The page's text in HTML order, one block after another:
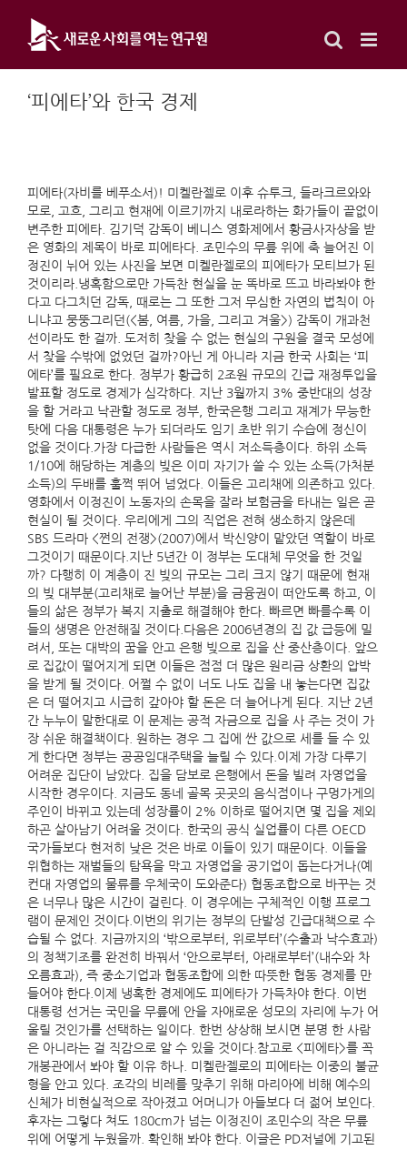
content
‘피에타’와 한국 경제
피에타(자비를 베푸소서)! 미켈란젤로 이후 슈투크, 들라크르와와
모로, 고흐, 그리고 현재에 이르기까지 내로라하는 화가들이 끝없이
변주한 피에타. 김기덕 감독이 베니스 영화제에서 황금사자상을 받
은 영화의 제목이 바로 피에타다. 조민수의 무릎 위에 축 늘어진 이
정진이 뉘어 있는 사진을 보면 미켈란젤로의 피에타가 모티브가 된
것이리라.냉혹함으로만 가득찬 현실을 눈 똑바로 뜨고 바라봐야 한
다고 다그치던 감독, 때로는 그 또한 그저 무심한 자연의 법칙이 아
니냐고 뭉뚱그리던(<봄, 여름, 가을, 그리고 겨울>) 감독이 개과천
선이라도 한 걸까. 도저히 찾을 수 없는 현실의 구원을 결국 모성에
서 찾을 수밖에 없었던 걸까?아닌 게 아니라 지금 한국 사회는 ‘피
에타’를 필요로 한다. 정부가 황급히 2조원 규모의 긴급 재정투입을
발표할 정도로 경제가 심각하다. 지난 3월까지 3% 중반대의 성장
을 할 거라고 낙관할 정도로 정부, 한국은행 그리고 재계가 무능한
탓에 다음 대통령은 누가 되더라도 임기 초반 위기 수습에 정신이
없을 것이다.가장 다급한 사람들은 역시 저소득층이다. 하위 소득
1/10에 해당하는 계층의 빚은 이미 자기가 쓸 수 있는 소득(가처분
소득)의 두배를 훌쩍 뛰어 넘었다. 이들은 고리채에 의존하고 있다.
영화에서 이정진이 노동자의 손목을 잘라 보험금을 타내는 일은 곧
현실이 될 것이다. 우리에게 그의 직업은 전혀 생소하지 않은데
SBS 드라마 <쩐의 전쟁>(2007)에서 박신양이 맡았던 역할이 바로
그것이기 때문이다.지난 5년간 이 정부는 도대체 무엇을 한 것일
까? 다행히 이 계층이 진 빚의 규모는 그리 크지 않기 때문에 현재
의 빚 대부분(고리채로 늘어난 부분)을 금융권이 떠안도록 하고, 이
들의 삶은 정부가 복지 지출로 해결해야 한다. 빠르면 빠를수록 이
들의 생명은 안전해질 것이다.다음은 2006년경의 집 값 급등에 밀
려서, 또는 대박의 꿈을 안고 은행 빚으로 집을 산 중산층이다. 앞으
로 집값이 떨어지게 되면 이들은 점점 더 많은 원리금 상환의 압박
을 받게 될 것이다. 어쩔 수 없이 너도 나도 집을 내 놓는다면 집값
은 더 떨어지고 시급히 갚아야 할 돈은 더 늘어나게 된다. 지난 2년
간 누누이 말한대로 이 문제는 공적 자금으로 집을 사 주는 것이 가
장 쉬운 해결책이다. 원하는 경우 그 집에 싼 값으로 세를 들 수 있
게 한다면 정부는 공공임대주택을 늘릴 수 있다.이제 가장 다루기
어려운 집단이 남았다. 집을 담보로 은행에서 돈을 빌려 자영업을
시작한 경우이다. 지금도 동네 골목 곳곳의 음식점이나 구멍가게의
주인이 바뀌고 있는데 성장률이 2% 이하로 떨어지면 몇 집을 제외
하곤 살아남기 어려울 것이다. 한국의 공식 실업률이 다른 OECD
국가들보다 현저히 낮은 것은 바로 이들이 있기 때문이다. 이들을
위협하는 재벌들의 탐욕을 막고 자영업을 공기업이 돕는다거나(예
컨대 자영업의 물류를 우체국이 도와준다) 협동조합으로 바꾸는 것
은 너무나 많은 시간이 걸린다. 이 경우에는 구체적인 이행 프로그
램이 문제인 것이다.이번의 위기는 정부의 단발성 긴급대책으로 수
습될 수 없다. 지금까지의 ‘밖으로부터, 위로부터’(수출과 낙수효과)
의 정책기조를 완전히 바꿔서 ‘안으로부터, 아래로부터’(내수와 차
오름효과), 즉 중소기업과 협동조합에 의한 따뜻한 협동 경제를 만
들어야 한다.이제 냉혹한 경제에도 피에타가 가득차야 한다. 이번
대통령 선거는 국민을 무릎에 안을 자애로운 성모의 자리에 누가 어
울릴 것인가를 선택하는 일이다. 한번 상상해 보시면 분명 한 사람
은 아니라는 걸 직감으로 알 수 있을 것이다.참고로 <피에타>를 꼭
개봉관에서 봐야 할 이유 하나. 미켈란젤로의 피에타는 이중의 불균
형을 안고 있다. 조각의 비레를 맞추기 위해 마리아에 비해 예수의
신체가 비현실적으로 작아졌고 어머니가 아들보다 더 젊어 보인다.
후자는 그렇다 쳐도 180cm가 넘는 이정진이 조민수의 작은 무릎
위에 어떻게 누웠을까. 확인해 봐야 한다. 이글은 PD저널에 기고된